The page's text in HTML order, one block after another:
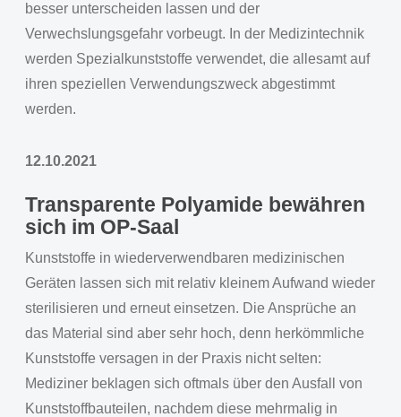
besser unterscheiden lassen und der
Verwechslungsgefahr vorbeugt. In der Medizintechnik
werden Spezialkunststoffe verwendet, die allesamt auf
ihren speziellen Verwendungszweck abgestimmt
werden.
12.10.2021
Transparente Polyamide bewähren
sich im OP-Saal
Kunststoffe in wiederverwendbaren medizinischen
Geräten lassen sich mit relativ kleinem Aufwand wieder
sterilisieren und erneut einsetzen. Die Ansprüche an
das Material sind aber sehr hoch, denn herkömmliche
Kunststoffe versagen in der Praxis nicht selten:
Mediziner beklagen sich oftmals über den Ausfall von
Kunststoffbauteilen, nachdem diese mehrmalig in